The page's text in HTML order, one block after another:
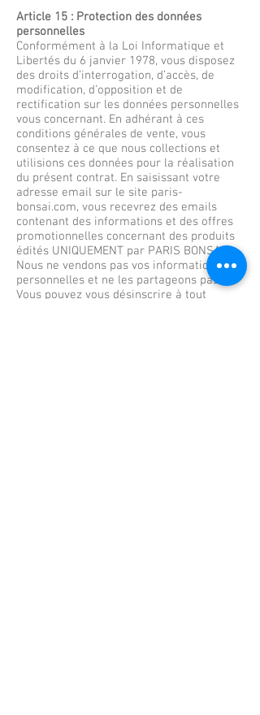
Article 15 : Protection des données
personnelles
Conformément à la Loi Informatique et
Libertés du 6 janvier 1978, vous disposez
des droits d’interrogation, d’accès, de
modification, d’opposition et de
rectification sur les données personnelles
vous concernant. En adhérant à ces
conditions générales de vente, vous
consentez à ce que nous collections et
utilisions ces données pour la réalisation
du présent contrat. En saisissant votre
adresse email sur le site paris-
bonsai.com, vous recevrez des emails
contenant des informations et des offres
promotionnelles concernant des produits
édités UNIQUEMENT par PARIS BONSAI.
Nous ne vendons pas vos informations
personnelles et ne les partageons pas.
Vous pouvez vous désinscrire à tout